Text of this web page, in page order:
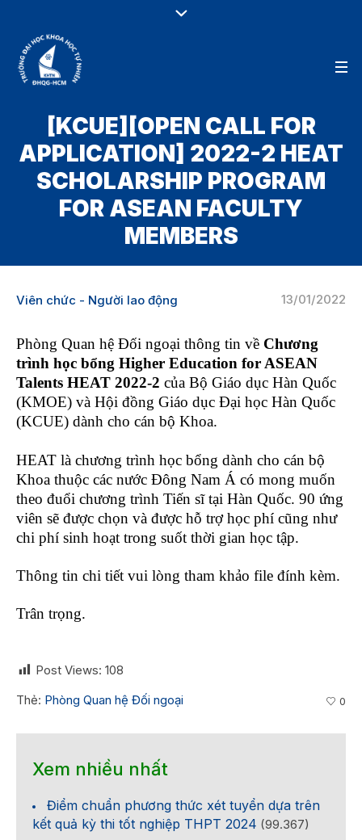
[KCUE][OPEN CALL FOR
APPLICATION] 2022-2 HEAT
SCHOLARSHIP PROGRAM
FOR ASEAN FACULTY
MEMBERS
13/01/2022
Viên chức - Người lao động
Phòng Quan hệ Đối ngoại thông tin về Chương
trình học bổng Higher Education for ASEAN
Talents HEAT 2022-2 của Bộ Giáo dục Hàn Quốc
(KMOE) và Hội đồng Giáo dục Đại học Hàn Quốc
(KCUE) dành cho cán bộ Khoa.
HEAT là chương trình học bổng dành cho cán bộ
Khoa thuộc các nước Đông Nam Á có mong muốn
theo đuổi chương trình Tiến sĩ tại Hàn Quốc. 90 ứng
viên sẽ được chọn và được hỗ trợ học phí cũng như
chi phí sinh hoạt trong suốt thời gian học tập.
Thông tin chi tiết vui lòng tham khảo file đính kèm.
Trân trọng.
Post Views: 108
Thẻ: Phòng Quan hệ Đối ngoại 0
Xem nhiều nhất
Điểm chuẩn phương thức xét tuyển dựa trên
kết quả kỳ thi tốt nghiệp THPT 2024 (99.367)